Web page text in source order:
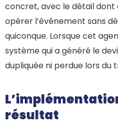
concret, avec le détail dont
opérer l’événement sans
quiconque. Lorsque cet
système qui a généré le
dupliquée ni perdue lors du
résultat